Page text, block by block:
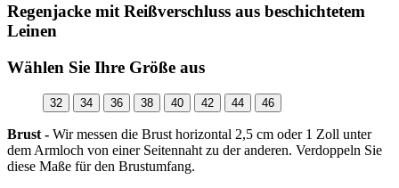
Regenjacke mit Reißverschluss aus beschichtetem
Leinen
Wählen Sie Ihre Größe aus
32 34 36 38 40 42 44 46
Brust - Wir messen die Brust horizontal 2,5 cm oder 1 Zoll unter
dem Armloch von einer Seitennaht zu der anderen. Verdoppeln Sie
diese Maße für den Brustumfang.